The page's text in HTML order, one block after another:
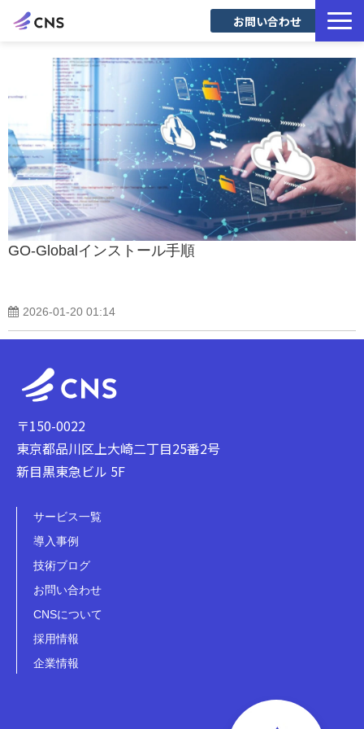
お問い合わせ
サービス一覧
導入事例
Blog
GO-Globalインストール手順
2026-01-20 01:14
〒150-0022
東京都品川区上大崎二丁目25番2号
新目黒東急ビル 5F
サービス一覧
導入事例
技術ブログ
お問い合わせ
CNSについて
採用情報
企業情報